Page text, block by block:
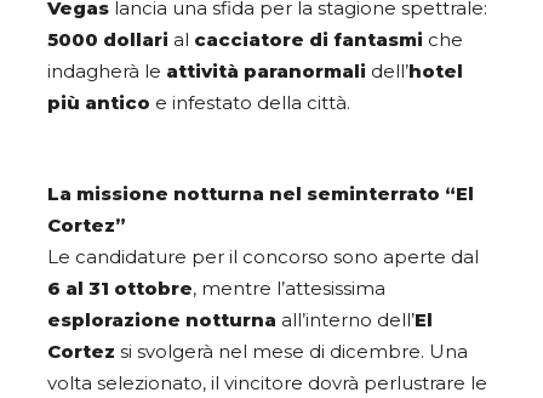
Vegas lancia una sfida per la stagione spettrale:
5000 dollari al cacciatore di fantasmi che
indagherà le attività paranormali dell’hotel
più antico e infestato della città.
La missione notturna nel seminterrato “El
Cortez”
Le candidature per il concorso sono aperte dal
6 al 31 ottobre, mentre l’attesissima
esplorazione notturna all’interno dell’El
Cortez si svolgerà nel mese di dicembre. Una
volta selezionato, il vincitore dovrà perlustrare le